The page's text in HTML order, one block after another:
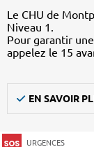
Le CHU de
Niveau 1.
Pour garantir
appelez le 15
EN SAVOIR
URGENCES